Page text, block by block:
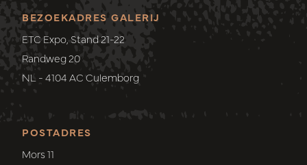
POSTADRES
Mors 11
BEZOEKADRES GALERIJ
ETC Expo, Stand 21-22
Randweg 20
NL - 4104 AC Culemborg